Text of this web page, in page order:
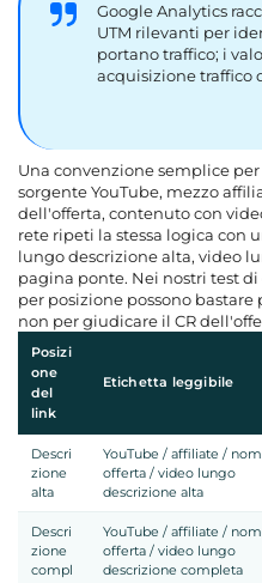
Google Analytics
UTM rilevanti per
portano traffico; i
acquisizione traffico
Una convenzione semplice
sorgente YouTube, mezzo
dell'offerta, contenuto con
rete ripeti la stessa logica con
lungo descrizione alta, video
pagina ponte. Nei nostri test
per posizione possono bastare
non per giudicare il CR
Posizi
one
del
link
Etichetta leggibile
Descri
zione
alta
YouTube / affiliate /
offerta / video lungo
descrizione alta
Descri
zione
compl
YouTube / affiliate /
offerta / video lungo
descrizione completa